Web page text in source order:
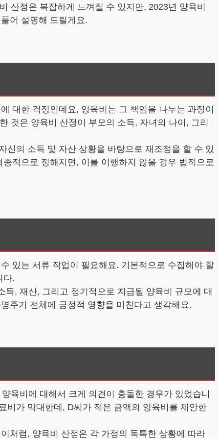
산정은 복잡하게 느껴질 수 있지만, 2023년 양육비
어 설명해 드릴게요.
대한 걱정인데요, 양육비는 그 책임을 나누는 과정이
것은 양육비 산정이 부모의 소득, 자녀의 나이, 그리
신의 소득 및 자산 상황을 바탕으로 재조정을 할 수 있
적으로 정해지면, 이를 이행하지 않을 경우 법적으로
있는 서류 작업이 필요해요. 기본적으로 수집해야 할
다.
, 재산, 그리고 정기적으로 지급될 양육비 규모에 대
주기 전체에 긍정적 영향을 미친다고 생각해요.
육비에 대해서 크게 의견이 충돌한 경우가 있었습니
비가 막대한데, D씨가 적은 금액의 양육비를 제안한
처럼, 양육비 산정은 각 가정의 독특한 상황에 따라